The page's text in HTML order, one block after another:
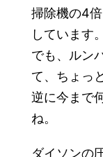
掃除機の4
しています。
でも、ルン
て、ちょっ
逆に今まで
ね。
ダイソンの